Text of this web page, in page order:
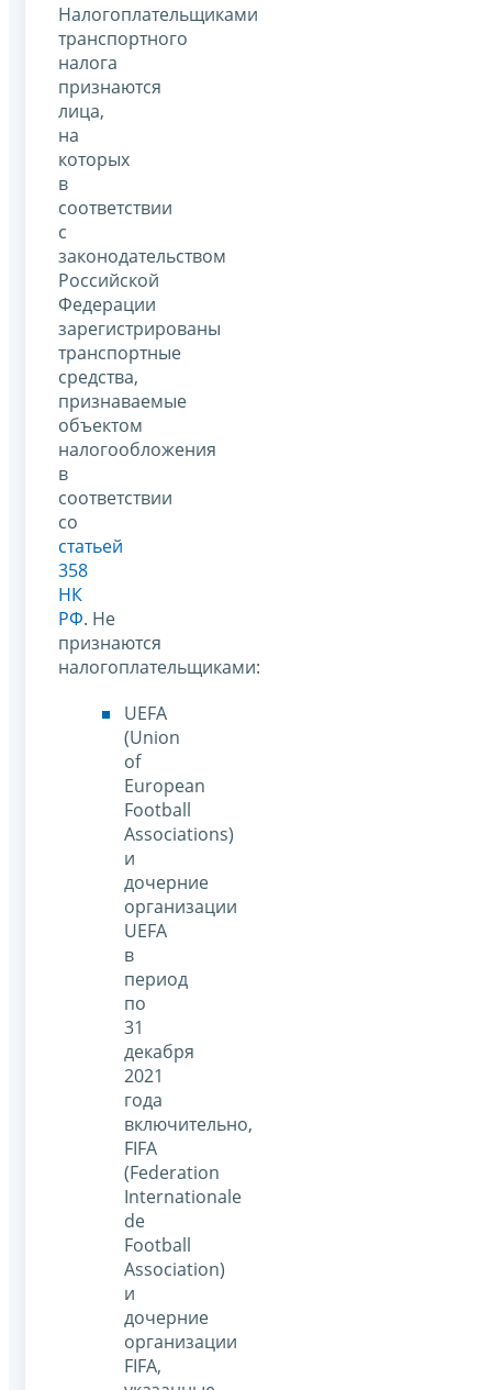
Налогоплательщиками
транспортного
налога
признаются
лица,
на
которых
в
соответствии
с
законодательством
Российской
Федерации
зарегистрированы
транспортные
средства,
признаваемые
объектом
налогообложения
в
соответствии
со
статьей
358
НК
РФ. Не
признаются
налогоплательщиками:
UEFA
(Union
of
European
Football
Associations)
и
дочерние
организации
UEFA
в
период
по
31
декабря
2021
года
включительно,
FIFA
(Federation
Internationale
de
Football
Association)
и
дочерние
организации
FIFA,